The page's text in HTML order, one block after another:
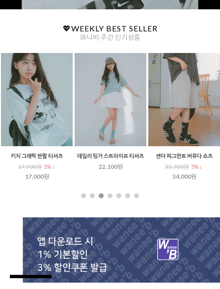
통해
💖WEEKLY BEST SELLER
와니비 주간 인기상품
골지 헨리넥 반팔티셔츠
21,400원 5% ↓
20,400원
배색 스트라이프 레귤러핏 반팔
17,900원 5% ↓
시그널 스트라이프 오버핏 티셔츠
17,900원 5% ↓
17,000원